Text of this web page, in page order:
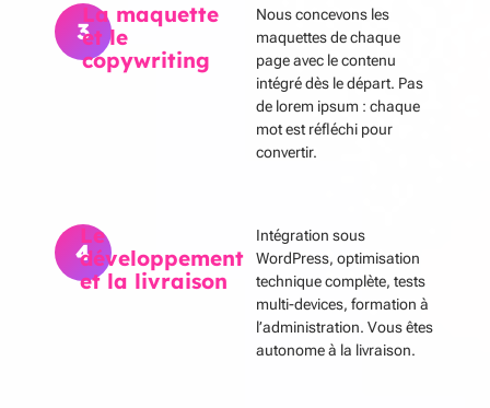
3
La maquette
et le
copywriting
Nous concevons les
maquettes de chaque
page avec le contenu
intégré dès le départ. Pas
de lorem ipsum : chaque
mot est réfléchi pour
convertir.
4
Le
développement
et la livraison
Intégration sous
WordPress, optimisation
technique complète, tests
multi-devices, formation à
l’administration. Vous êtes
autonome à la livraison.